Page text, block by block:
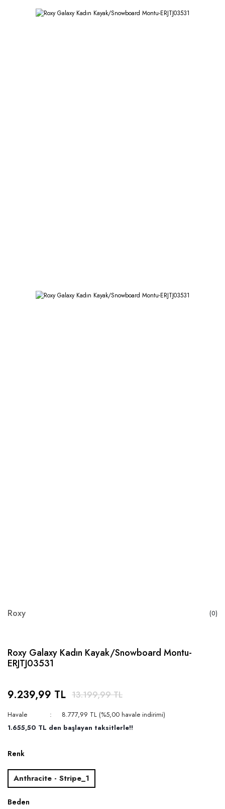
Roxy (0)
Roxy Galaxy Kadın Kayak/Snowboard Montu-
ERJTJ03531
9.239,99 TL 13.199,99 TL
Havale
8.777,99 TL (%5,00 havale indirimi)
1.655,50 TL den başlayan taksitlerle!!
Renk
Anthracite - Stripe_1
Beden